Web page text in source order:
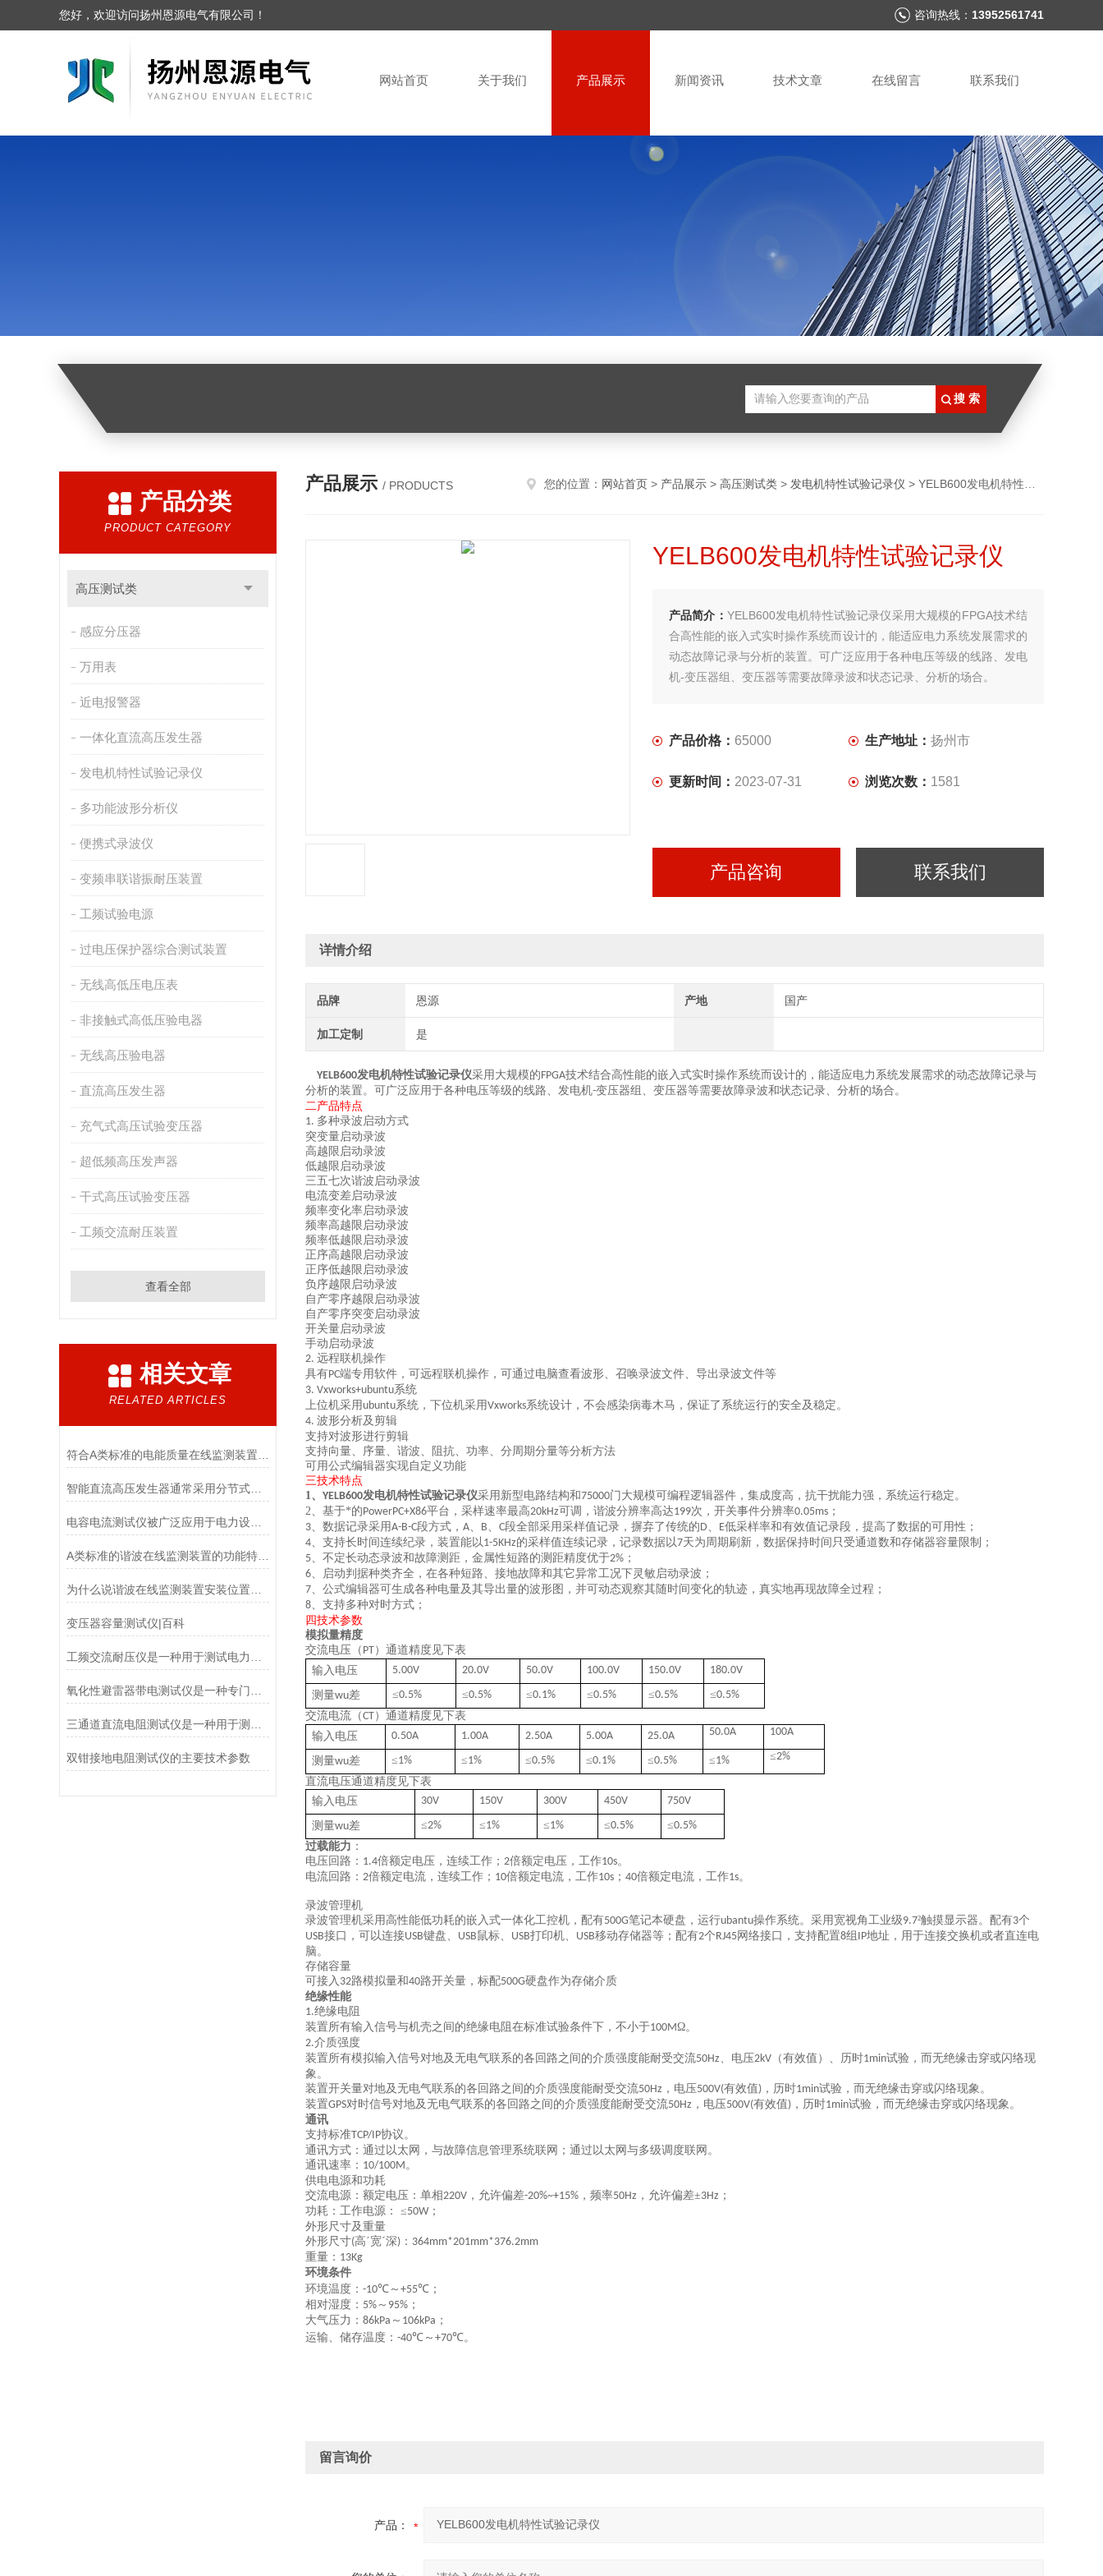
您好，欢迎访问扬州恩源电气有限公司！ 咨询热线： 13952561741
网站首页 关于我们 产品展示 新闻资讯 技术文章 在线留言 联系我们
产品分类
PRODUCT CATEGORY
高压测试类
感应分压器
万用表
近电报警器
一体化直流高压发生器
发电机特性试验记录仪
多功能波形分析仪
便携式录波仪
变频串联谐振耐压装置
工频试验电源
过电压保护器综合测试装置
无线高低压电压表
非接触式高低压验电器
无线高压验电器
直流高压发生器
充气式高压试验变压器
超低频高压发声器
干式高压试验变压器
工频交流耐压装置
查看全部
相关文章
RELATED ARTICLES
智能直流高压发生器通常采用分节式结构
电容电流测试仪被广泛应用于电力设备的检测和维护
​A类标准的谐波在线监测装置的功能特点与参数
变压器容量测试仪|百科
双钳接地电阻测试仪的主要技术参数
产品展示 / PRODUCTS 您的位置： 网站首页 > 产品展示 > 高压测试类 > 发电机特性试验记录仪 > YELB600发电机特性试验记录仪
YELB600发电机特性试验记录仪
产品简介： YELB600发电机特性试验记录仪采用大规模的FPGA技术结
合高性能的嵌入式实时操作系统而设计的，能适应电力系统发展需求的
动态故障记录与分析的装置。可广泛应用于各种电压等级的线路、发电
机-变压器组、变压器等需要故障录波和状态记录、分析的场合。
产品价格： 65000 生产地址： 扬州市
更新时间： 2023-07-31 浏览次数： 1581
产品咨询 联系我们
详情介绍
品牌 恩源 产地 国产
加工定制 是
YELB600发电机特性试验记录仪采用大规模的FPGA技术结合高性能的嵌入式实时操作系统而设计的，能适应电力系统发展需求的动态故障记录与
分析的装置。可广泛应用于各种电压等级的线路、发电机-变压器组、变压器等需要故障录波和状态记录、分析的场合。
二产品特点
1. 多种录波启动方式
突变量启动录波
高越限启动录波
低越限启动录波
三五七次谐波启动录波
电流变差启动录波
频率变化率启动录波
频率高越限启动录波
频率低越限启动录波
正序高越限启动录波
正序低越限启动录波
负序越限启动录波
自产零序越限启动录波
自产零序突变启动录波
开关量启动录波
手动启动录波
2. 远程联机操作
具有PC端专用软件，可远程联机操作，可通过电脑查看波形、召唤录波文件、导出录波文件等
3. Vxworks+ubuntu系统
上位机采用 ubuntu系统，下位机采用Vxworks系统设计，不会感染病毒木马，保证了系统运行的安全及稳定。
4. 波形分析及剪辑
支持对波形进行剪辑
支持向量、序量、谐波、阻抗、功率、分周期分量等分析方法
可用公式编辑器实现自定义功能
三技术特点
1、 YELB600发电机特性试验记录仪采用新型电路结构和75000门大规模可编程逻辑器件，集成度高，抗干扰能力强，系统运行稳定。
2、 基于*的PowerPC+X86平台，采样速率最高20kHz可调，谐波分辨率高达199次，开关事件分辨率0.05ms ；
3、数据记录采用A-B-C段方式， A、 B、 C段全部采用采样值记录，摒弃了传统的D、 E低采样率和有效值记录段，提高了数据的可用性；
4、支持长时间连续纪录，装置能以1-5KHz的采样值连续记录，记录数据以7天为周期刷新，数据保持时间只受通道数和存储器容量限制；
5、不定长动态录波和故障测距，金属性短路的测距精度优于2% ；
6、启动判据种类齐全，在各种短路、接地故障和其它异常工况下灵敏启动录波；
7、公式编辑器可生成各种电量及其导出量的波形图，并可动态观察其随时间变化的轨迹，真实地再现故障全过程；
8、支持多种对时方式；
四技术参数
模拟量精度
交流电压（ PT）通道精度见下表
输入电压
5.00V 20.0V 50.0V 100.0V 150.0V
180.0V
测量wu差 ≤0.5% ≤0.5% ≤0.1% ≤0.5% ≤0.5% ≤0.5%
交流电流（CT）通道精度见下表
输入电压
0.50A 1.00A 2.50A 5.00A 25.0A 50.0A 100A
测量wu差 ≤1% ≤1% ≤0.5% ≤0.1% ≤0.5% ≤1% ≤2%
直流电压通道精度见下表
输入电压
30V 150V 300V 450V
750V
测量wu差 ≤2% ≤1% ≤1% ≤0.5% ≤0.5%
过载能力 ：
电压回路： 1.4倍额定电压，连续工作； 2倍额定电压，工作10s。
电流回路： 2倍额定电流，连续工作； 10倍额定电流，工作10s ； 40倍额定电流，工作1s。
录波管理机
录波管理机采用高性能低功耗的嵌入式一体化工控机，配有500G笔记本硬盘，运行ubantu操作系统。采用宽视角工业级9.7²触摸显示器。配有3个
USB接口，可以连接USB键盘、 USB鼠标、 USB打印机、 USB移动存储器等；配有2个RJ45网络接口，支持配置8组 IP地址，用于连接交换机或者直连电
脑。
存储容量
可接入 32路模拟量和40路开关量，标配500G硬盘作为存储介质
绝缘性能
1.绝缘电阻
装置所有输入信号与机壳之间的绝缘电阻在标准试验条件下，不小于100MΩ。
2.介质强度
装置所有模拟输入信号对地及无电气联系的各回路之间的介质强度能耐受交流50Hz、电压2kV （有效值）、历时1min试验，而无绝缘击穿或闪络现
象。
装置开关量对地及无电气联系的各回路之间的介质强度能耐受交流50Hz ，电压500V(有效值) ，历时1min试验，而无绝缘击穿或闪络现象。
装置GPS对时信号对地及无电气联系的各回路之间的介质强度能耐受交流50Hz ，电压500V(有效值) ，历时1min试验，而无绝缘击穿或闪络现象。
通讯
支持标准TCP/IP协议。
通讯方式：通过以太网，与故障信息管理系统联网；通过以太网与多级调度联网。
通讯速率： 10/100M。
供电电源和功耗
交流电源：额定电压：单相220V ，允许偏差-20%~+15% ，频率50Hz ，允许偏差±3Hz ；
功耗：工作电源：
≤50W；
外形尺寸及重量
外形尺寸(高´宽´深) ： 364mm*201mm*376.2mm
重量： 13Kg
环境条件
环境温度： -10℃～ +55℃；
相对湿度： 5% ～ 95% ；
大气压力： 86kPa ～ 106kPa ；
运输、储存温度： -40℃～ +70℃。
留言询价
产品：